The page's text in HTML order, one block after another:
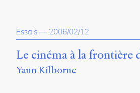
Local
B1-
12723
150
Pl.
Essais — 2006/02/12
Le cinéma à la frontière
Yann Kilborne